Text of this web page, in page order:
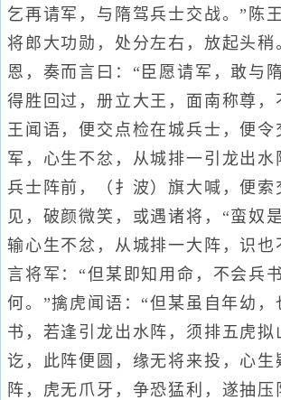
乞再请军，与隋驾兵士交战。”陈
将郎大功勋，处分左右，放起头稍
恩，奏而言曰：“臣愿请军，敢与
得胜回过，册立大王，面南称尊，
王闻语，便交点检在城兵士，便令
军，心生不忿，从城排一引龙出水
兵士阵前，（扌波）旗大喊，便索
见，破颜微笑，或遇诸将，“蛮奴
输心生不忿，从城排一大阵，识也
言将军：“但某即知用命，不会兵
何。”擒虎闻语：“但某虽自年幼，
书，若逢引龙出水阵，须排五虎拟
讫，此阵便圆，缘无将来投，心生
阵，虎无爪牙，争恐猛利，遂抽压